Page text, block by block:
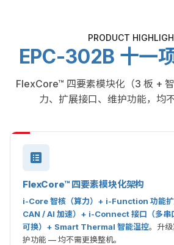
PRODUCT
EPC-302B 十一
FlexCore™ 四要素模块化（3 板 +
力、扩展接口、维护功能，均
FlexCore™ 四要素模块化架构
i-Core 智核（算力）+ i-Function 功能
CAN / AI 加速）+ i-Connect 接口（多串
可换）+ Smart Thermal 智能温控。升
护功能 — 均不需更换整机。